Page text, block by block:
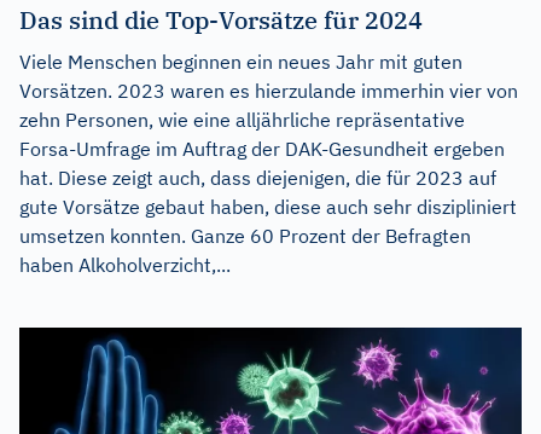
Das sind die Top-Vorsätze für 2024
Viele Menschen beginnen ein neues Jahr mit guten
Vorsätzen. 2023 waren es hierzulande immerhin vier von
zehn Personen, wie eine alljährliche repräsentative
Forsa-Umfrage im Auftrag der DAK-Gesundheit ergeben
hat. Diese zeigt auch, dass diejenigen, die für 2023 auf
gute Vorsätze gebaut haben, diese auch sehr diszipliniert
umsetzen konnten. Ganze 60 Prozent der Befragten
haben Alkoholverzicht,...